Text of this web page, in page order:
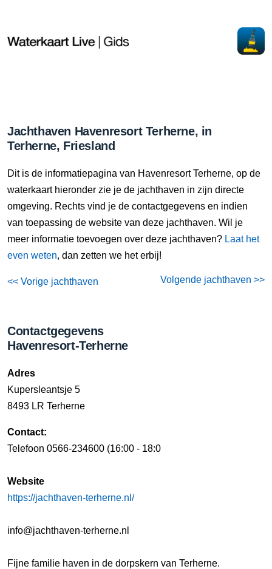
Jachthaven Havenresort Terherne, in
Terherne, Friesland
Dit is de informatiepagina van Havenresort Terherne, op de
waterkaart hieronder zie je de jachthaven in zijn directe
omgeving. Rechts vind je de contactgegevens en indien
van toepassing de website van deze jachthaven. Wil je
meer informatie toevoegen over deze jachthaven? Laat het
even weten, dan zetten we het erbij!
<< Vorige jachthaven Volgende jachthaven >>
Contactgegevens
Havenresort-Terherne
Adres
Kupersleantsje 5
8493 LR Terherne
Contact:
Telefoon 0566-234600 (16:00 - 18:0
Website
https://jachthaven-terherne.nl/
info@jachthaven-terherne.nl
Fijne familie haven in de dorpskern van Terherne.